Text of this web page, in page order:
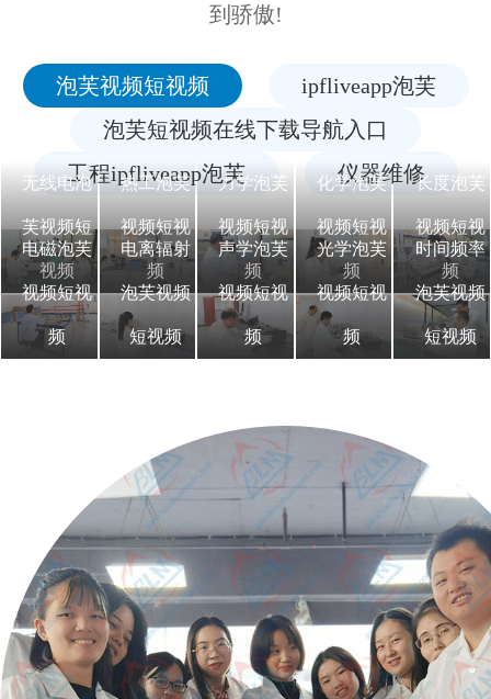
到骄傲!
泡芙视频短视频
ipfliveapp泡芙
泡芙短视频在线下载导航入口
工程ipfliveapp泡芙
仪器维修
无线电泡
芙视频短
视频
热工泡芙
视频短视
频
力学泡芙
视频短视
频
化学泡芙
视频短视
频
长度泡芙
视频短视
频
电磁泡芙
视频短视
频
电离辐射
泡芙视频
短视频
声学泡芙
视频短视
频
光学泡芙
视频短视
频
时间频率
泡芙视频
短视频